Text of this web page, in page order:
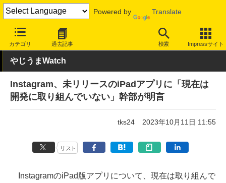
Powered by Translate
カテゴリ 過去記事 検索 Impressサイト
INTERNET Watch サービス/ソフト サービス
やじうまWatch
Instagram、未リリースのiPadアプリに「現在は
開発に取り組んでいない」幹部が明言
tks24 2023年10月11日 11:55
リスト
InstagramのiPad版アプリについて、現在は取り組んで